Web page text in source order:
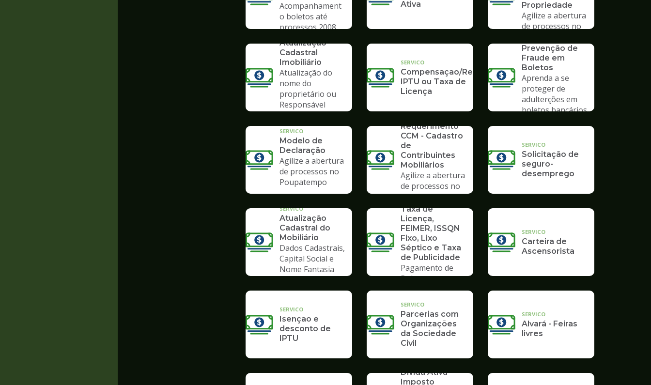
Acompanhament
o boletos até
processos 2008
Ativa
Propriedade
Agilize a abertura
de processos no
Atualização
Cadastral
Imobiliário
Atualização do
nome do
proprietário ou
Responsável
SERVICO
Compensação/Restituição
IPTU ou Taxa de
Licença
Prevenção de
Fraude em
Boletos
Aprenda a se
proteger de
adulterções em
boletos bancários
SERVICO
Modelo de
Declaração
Agilize a abertura
de processos no
Poupatempo
Requerimento
CCM - Cadastro
de
Contribuintes
Mobiliários
Agilize a abertura
de processos no
Poupatempo
SERVICO
Solicitação de
seguro-
desemprego
SERVICO
Atualização
Cadastral do
Mobiliário
Dados Cadastrais,
Capital Social e
Nome Fantasia
Taxa de
Licença,
FEIMER, ISSQN
Fixo, Lixo
Séptico e Taxa
de Publicidade
Pagamento de
Boleto
SERVICO
Carteira de
Ascensorista
SERVICO
Isenção e
desconto de
IPTU
SERVICO
Parcerias com
Organizações
da Sociedade
Civil
SERVICO
Alvará - Feiras
livres
Dívida Ativa -
Imposto